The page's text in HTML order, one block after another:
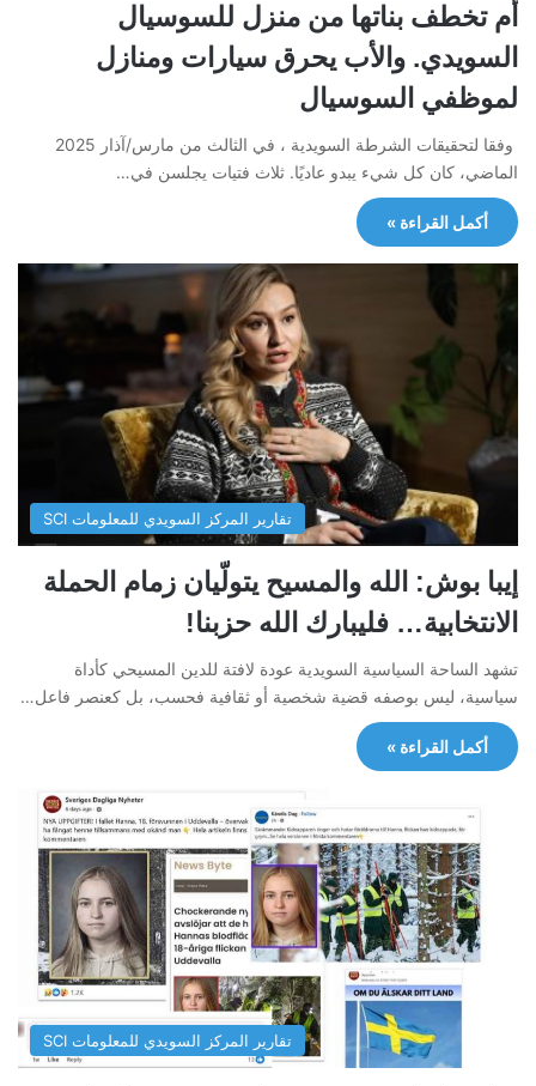
أم تخطف بناتها من منزل للسوسيال
السويدي. والأب يحرق سيارات ومنازل
لموظفي السوسيال
وفقا لتحقيقات الشرطة السويدية ، في الثالث من مارس/آذار 2025
الماضي، كان كل شيء يبدو عاديًا. ثلاث فتيات يجلسن في…
أكمل القراءة »
تقارير المركز السويدي للمعلومات SCI
إيبا بوش: الله والمسيح يتولّيان زمام الحملة
الانتخابية… فليبارك الله حزبنا!
تشهد الساحة السياسية السويدية عودة لافتة للدين المسيحي كأداة
سياسية، ليس بوصفه قضية شخصية أو ثقافية فحسب، بل كعنصر فاعل…
أكمل القراءة »
تقارير المركز السويدي للمعلومات SCI